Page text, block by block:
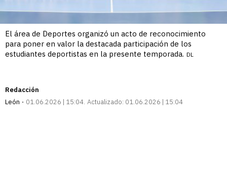
El área de Deportes organizó un acto de reconocimiento
para poner en valor la destacada participación de los
estudiantes deportistas en la presente temporada. DL
Redacción
León
01.06.2026 | 15:04 Actualizado: 01.06.2026 | 15:04